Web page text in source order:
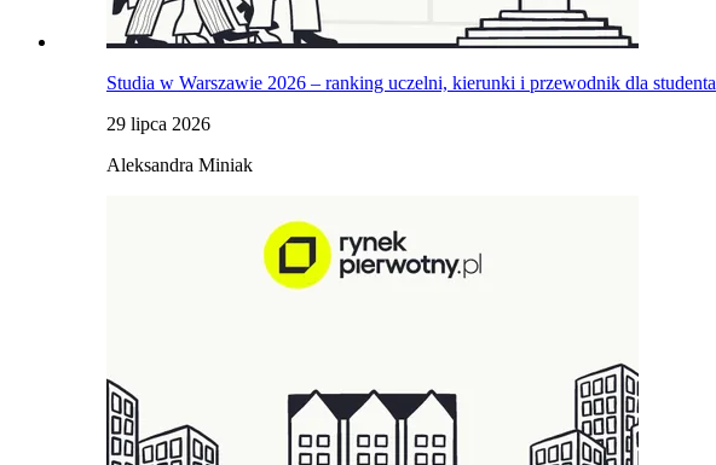
Studia w Warszawie 2026 – ranking uczelni, kierunki i przewodnik dla studenta
29 lipca 2026
Aleksandra Miniak